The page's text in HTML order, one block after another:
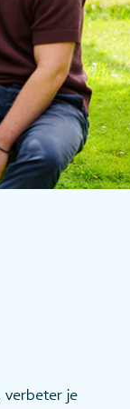
verbeter je